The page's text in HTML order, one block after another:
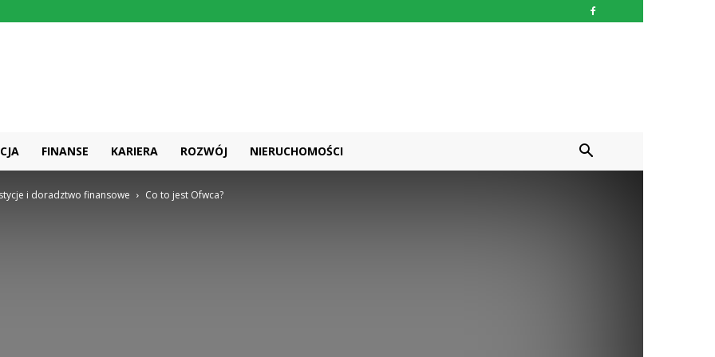
FINANSE KARIERA ROZWÓJ NIERUCHOMOŚCI
i doradztwo finansowe Co to jest Ofwca?